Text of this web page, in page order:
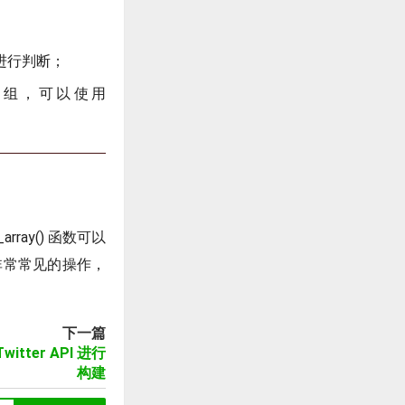
判断；
，可以使用
函数可以
常见的操作，
下一篇
API 进行
构建